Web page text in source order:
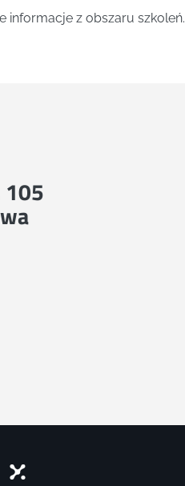
informacje z obszaru szkoleń.
105